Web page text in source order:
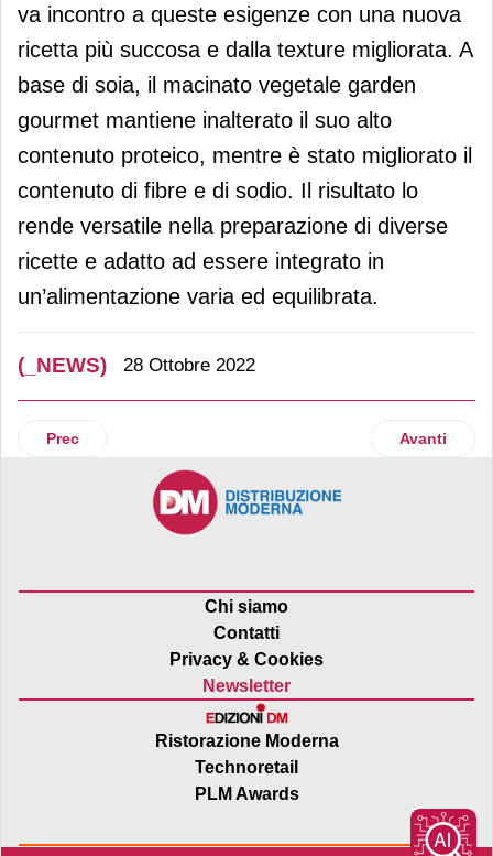
va incontro a queste esigenze con una nuova
ricetta più succosa e dalla texture migliorata. A
base di soia, il macinato vegetale garden
gourmet mantiene inalterato il suo alto
contenuto proteico, mentre è stato migliorato il
contenuto di fibre e di sodio. Il risultato lo
rende versatile nella preparazione di diverse
ricette e adatto ad essere integrato in
un’alimentazione varia ed equilibrata.
(_NEWS) 28 Ottobre 2022
Articolo precedente: Conad Nord Ovest a sostegno del
Prec Articolo
Avanti
Chi siamo
Contatti
Privacy & Cookies
Newsletter
Ristorazione Moderna
Technoretail
PLM Awards